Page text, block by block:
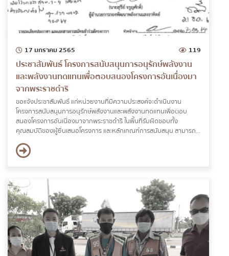
17 มกราคม 2565 119
ประชาสัมพันธ์ โครงการสนับสนุนการอนุรักษ์พลังงาน
และพลังงานทดแทนเพื่อตอบสนองโครงการอันเนื่องมา
จากพระราชดำริ
ขอแจ้งประชาสัมพันธ์ แก่หน่วยงานที่มีความประสงค์จะดำเนินงาน
โครงการสนับสนุนการอนุรักษ์พลังงานและพลังงานทดแทนเพื่อตอบ
สนองโครงการอันเนื่องมาจากพระราชดำริ ในพื้นที่รับผิดชอบทั้ง
คุณสมบัติของผู้ยื่นเสนอโครงการ และหลักเกณฑ์การสนับสนุน สามารถดู